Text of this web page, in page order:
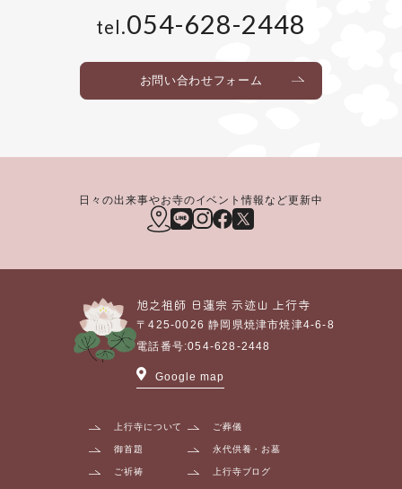
tel.054-628-2448
お問い合わせフォーム
日々の出来事やお寺のイベント情報など更新中
旭之祖師 日蓮宗示迹山上行寺
〒425-0026静岡県焼津市焼津4-6-8
電話番号:054-628-2448
Google map
上行寺について ご葬儀
御首題 永代供養・お墓
ご祈祷 上行寺ブログ